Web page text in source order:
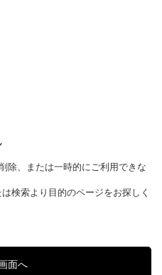
除、または一時的にご利用できな
検索より目的のページをお探しく